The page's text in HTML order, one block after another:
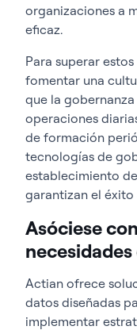
organizaciones a
eficaz.
Para superar
fomentar una
que la
operaciones
de formación
tecnologías de
establecimiento
garantizan el
Asóciese
Actian ofrece
datos diseñadas
implementar